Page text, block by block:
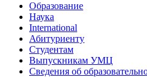
Образование
Наука
International
Абитуриенту
Студентам
Выпускникам УМЦ
Сведения об